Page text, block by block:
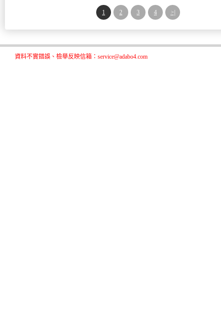
1 2 3 4 >|
資料不實錯誤、檢舉反映信箱：service@adabo4.com